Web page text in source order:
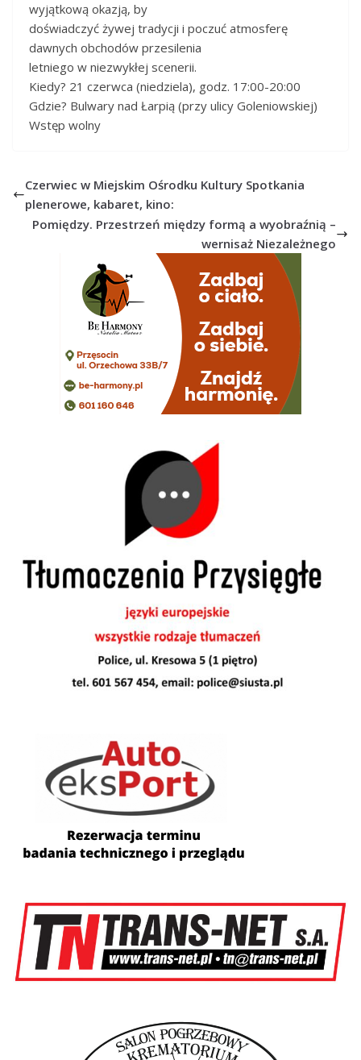
wyjątkową okazją, by
doświadczyć żywej tradycji i poczuć atmosferę
dawnych obchodów przesilenia
letniego w niezwykłej scenerii.
Kiedy? 21 czerwca (niedziela), godz. 17:00-20:00
Gdzie? Bulwary nad Łarpią (przy ulicy Goleniowskiej)
Wstęp wolny
Czerwiec w Miejskim Ośrodku Kultury Spotkania
plenerowe, kabaret, kino:
Pomiędzy. Przestrzeń między formą a wyobraźnią –
wernisaż Niezależnego